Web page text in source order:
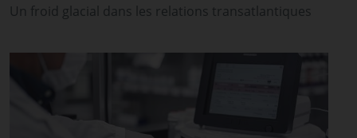
Un froid glacial dans les relations transatlantiques